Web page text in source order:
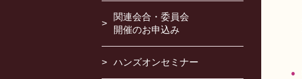
関連会合・委員会
開催のお申込み
ハンズオンセミナー